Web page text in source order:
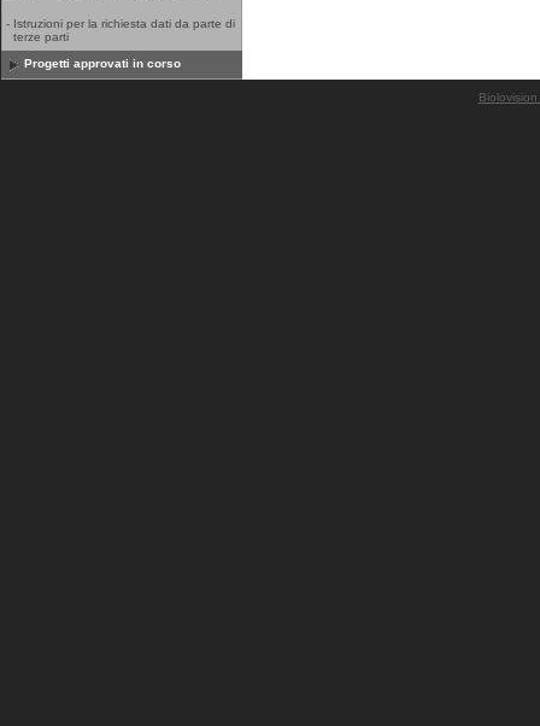
- Istruzioni per la richiesta dati da parte di
terze parti
Progetti approvati in corso
Biolovision